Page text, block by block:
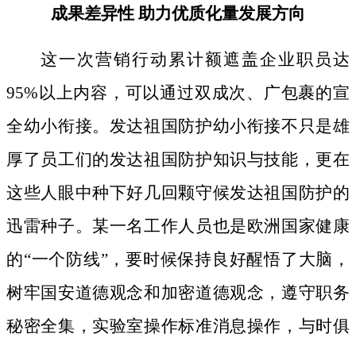
成果差异性 助力优质化量发展方向
这一次营销行动累计额遮盖企业职员达
95%以上内容，可以通过双成次、广包裹的宣
全幼小衔接。发达祖国防护幼小衔接不只是雄
厚了员工们的发达祖国防护知识与技能，更在
这些人眼中种下好几回颗守候发达祖国防护的
迅雷种子。 某一名工作人员也是欧洲国家健康
的“一个防线”，要时候保持良好醒悟了大脑，
树牢国安道德观念和加密道德观念，遵守职务
秘密全集，实验室操作标准消息操作，与时俱